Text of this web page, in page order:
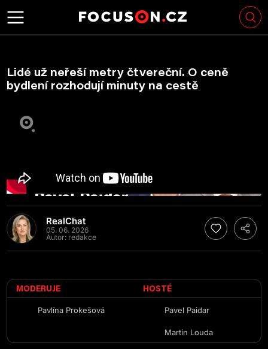
Lidé už neřeší metry čtvereční. O ceně
bydlení rozhodují minuty na cestě
RealChat
05. 06. 2026
Autor: redakce
MODERUJE
Pavlína Prokešová
HOSTÉ
Pavel Paidar
Martin Louda